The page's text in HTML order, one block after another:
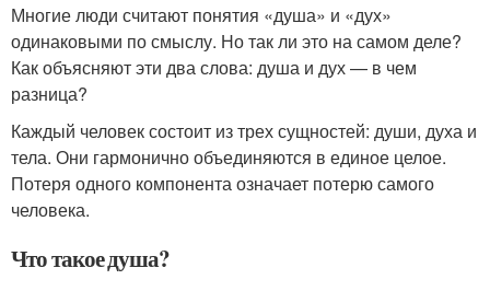
Многие люди считают понятия «душа» и «дух»
одинаковыми по смыслу. Но так ли это на самом деле?
Как объясняют эти два слова: душа и дух — в чем
разница?
Каждый человек состоит из трех сущностей: души, духа и
тела. Они гармонично объединяются в единое целое.
Потеря одного компонента означает потерю самого
человека.
Что такое душа?